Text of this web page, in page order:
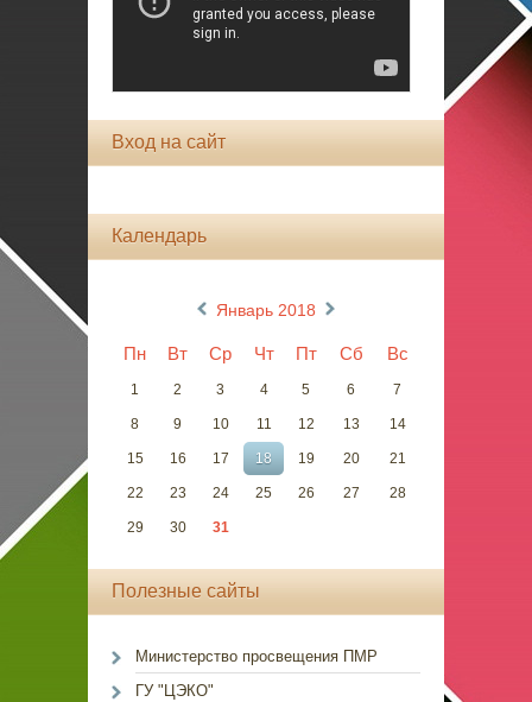
Вход на сайт
Календарь
Январь 2018
Пн Вт Ср Чт Пт Сб Вс
1 2 3 4 5 6 7
8 9 10 11 12 13 14
15 16 17 18 19 20 21
22 23 24 25 26 27 28
29 30 31
Полезные сайты
Министерство просвещения ПМР
ГУ "ЦЭКО"